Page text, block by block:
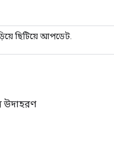
ছিটিয়ে আপডেট.
উদাহরণ